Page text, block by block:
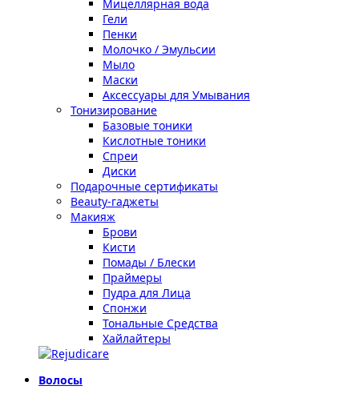
Мицеллярная вода
Гели
Пенки
Молочко / Эмульсии
Мыло
Маски
Аксессуары для Умывания
Тонизирование
Базовые тоники
Кислотные тоники
Спреи
Диски
Подарочные сертификаты
Beauty-гаджеты
Макияж
Брови
Кисти
Помады / Блески
Праймеры
Пудра для Лица
Спонжи
Тональные Средства
Хайлайтеры
Волосы